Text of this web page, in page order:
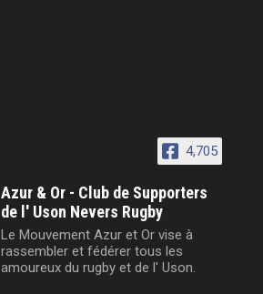
4,705
Azur & Or - Club de Supporters
de l' Uson Nevers Rugby
Le Mouvement Azur et Or vise à
rassembler et fédérer tous les
amoureux du rugby et de l' Uson.